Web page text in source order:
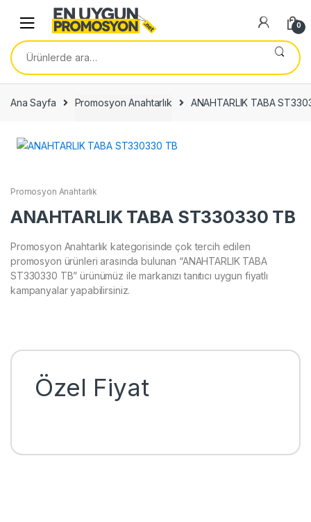
navigation
content
0
Ara:
Ana Sayfa Promosyon Anahtarlık ANAHTARLIK TABA
Promosyon Anahtarlık
ANAHTARLIK TABA ST330330 TB
Promosyon Anahtarlık kategorisinde çok tercih edilen
promosyon ürünleri arasında bulunan “ANAHTARLIK TABA
ST330330 TB” ürünümüz ile markanızı tanıtıcı uygun fiyatlı
kampanyalar yapabilirsiniz.
Özel Fiyat